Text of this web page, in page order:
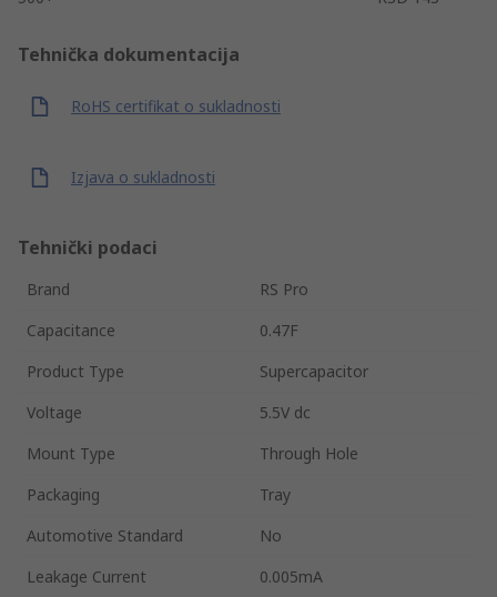
Tehnička dokumentacija
RoHS certifikat o sukladnosti
Izjava o sukladnosti
Tehnički podaci
Brand
RS Pro
Capacitance
0.47F
Product Type
Supercapacitor
Voltage
5.5V dc
Mount Type
Through Hole
Packaging
Tray
Automotive Standard
No
Leakage Current
0.005mA